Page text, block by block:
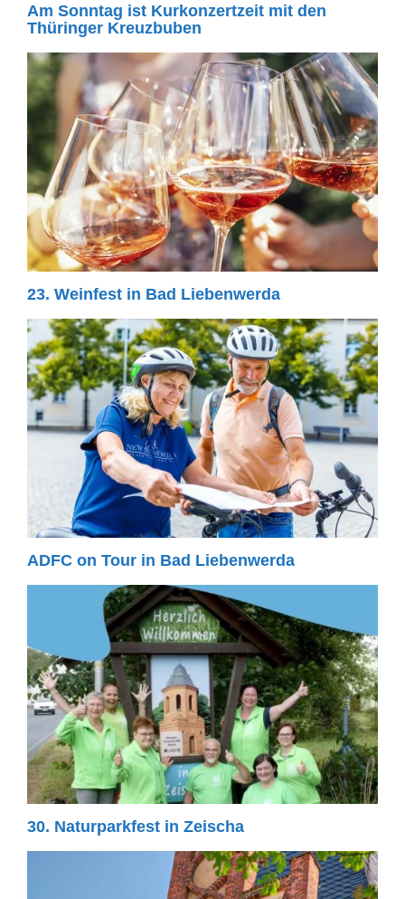
Am Sonntag ist Kurkonzertzeit mit den
Thüringer Kreuzbuben
23. Weinfest in Bad Liebenwerda
ADFC on Tour in Bad Liebenwerda
30. Naturparkfest in Zeischa